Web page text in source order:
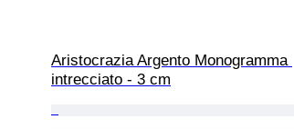
Aristocrazia Argento Monogramma
intrecciato - 3 cm